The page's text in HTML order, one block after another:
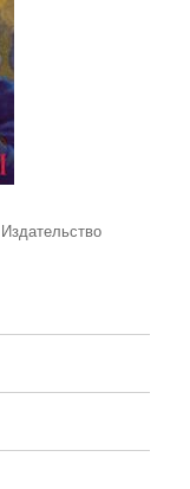
Издательство